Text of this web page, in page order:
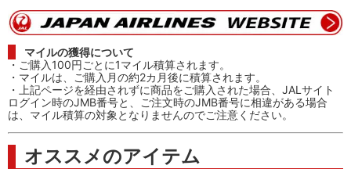
マイルの獲得について
・ご購入100円ごとに1マイル積算されます。
・マイルは、ご購入月の約2カ月後に積算されます。
・上記ページを経由されずに商品をご購入された場合、JALサイト
ログイン時のJMB番号と、ご注文時のJMB番号に相違がある場合
は、マイル積算の対象となりませんのでご注意ください。
オススメのアイテム